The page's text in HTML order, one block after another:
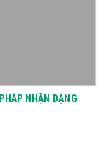
NHẬN DẠNG